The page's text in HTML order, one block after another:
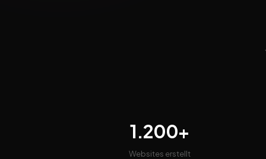
1.200+
Websites erstellt